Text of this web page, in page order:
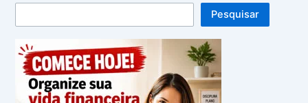
Pesquisar